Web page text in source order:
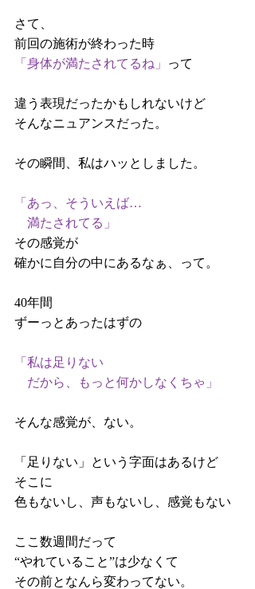
さて、
前回の施術が終わった時
「身体が満たされてるね」
って
違う表現だったかもしれないけど
そんなニュアンスだった。
その瞬間、私はハッとしました。
「あっ、そういえば…
満たされてる」
その感覚が
確かに自分の中にあるなぁ、って。
40年間
ずーっとあったはずの
「私は足りない
だから、もっと何かしなくちゃ」
そんな感覚が、ない。
「足りない」という字面はあるけど
そこに
色もないし、声もないし、感覚もない
ここ数週間だって
“やれていること”は少なくて
その前となんら変わってない。